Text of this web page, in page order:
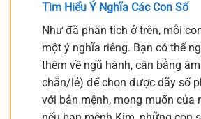
Tìm Hiểu Ý Nghĩa Các Con Số
Như đã phân tích ở trên, mỗi
một ý nghĩa riêng. Bạn có thể
thêm về ngũ hành, cân bằng
chẵn/lẻ) để chọn được dãy số
với bản mệnh, mong muốn của